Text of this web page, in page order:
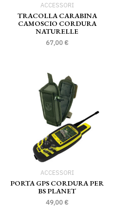
ACCESSORI
TRACOLLA CARABINA
CAMOSCIO CORDURA
NATURELLE
67,00 €
ACCESSORI
PORTA GPS CORDURA PER
BS PLANET
49,00 €